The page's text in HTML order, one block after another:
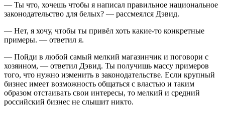
— Ты что, хочешь чтобы я написал правильное национальное
законодательство для белых? — рассмеялся Дэвид.
— Нет, я хочу, чтобы ты привёл хоть какие-то конкретные
примеры. — ответил я.
— Пойди в любой самый мелкий магазинчик и поговори с
хозяином, — ответил Дэвид. Ты получишь массу примеров
того, что нужно изменить в законодательстве. Если крупный
бизнес имеет возможность общаться с властью и таким
образом отстаивать свои интересы, то мелкий и средний
российский бизнес не слышит никто.